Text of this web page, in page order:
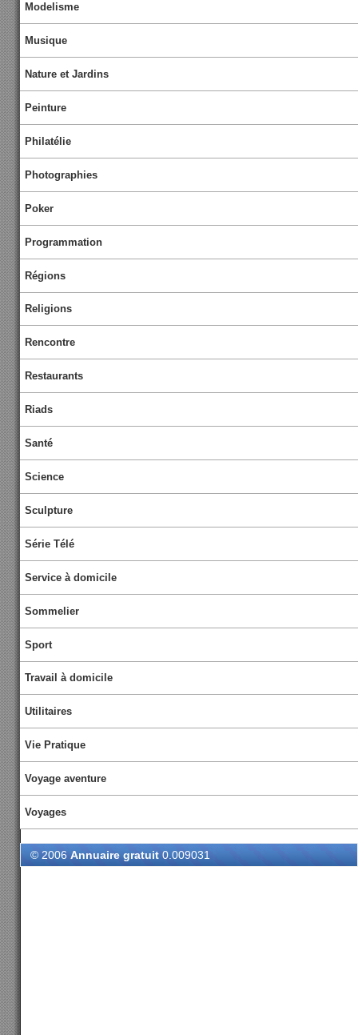
Modelisme
Musique
Nature et Jardins
Peinture
Philatélie
Photographies
Poker
Programmation
Régions
Religions
Rencontre
Restaurants
Riads
Santé
Science
Sculpture
Série Télé
Service à domicile
Sommelier
Sport
Travail à domicile
Utilitaires
Vie Pratique
Voyage aventure
Voyages
© 2006 Annuaire gratuit 0.009031